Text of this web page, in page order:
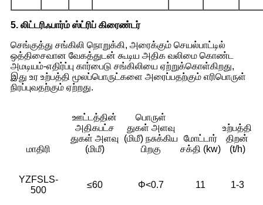
5. லிட்டரிஃபார்ம் ஸ்ட்ரிப் கிரைண்டர்
செங்குத்து சங்கிலி நொறுக்கி, அரைக்கும் செயல்பாட்டில்
ஒத்திசைவான வேகத்துடன் கூடிய அதிக வலிமை கொண்ட
அமடியம்-எதிர்ப்பு கார்பைடு சங்கிலியை ஏற்றுக்கொள்கிறது,
இது உர உற்பத்தி மூலப்பொருட்களை அரைப்பதற்கும் எரிபொருள்
நிரப்புவதற்கும் ஏற்றது.
மாதிரி
ஊட்டத்தின்
அதிகபட்ச
துகள் அளவு
(மிமீ)
பொருள்
துகள் அளவு
(மிமீ) நசுக்கிய
பிறகு
மோட்டார்
சக்தி (kw)
உற்பத்தி
திறன்
(t/h)
YZFSLS-
500
≤60 Φ<0.7 11 1-3